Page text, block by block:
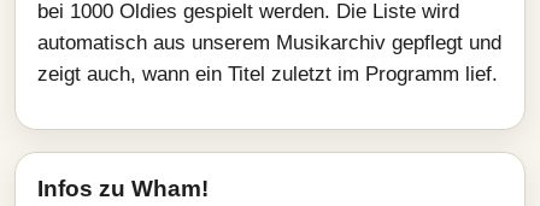
bei 1000 Oldies gespielt werden. Die Liste wird
automatisch aus unserem Musikarchiv gepflegt und
zeigt auch, wann ein Titel zuletzt im Programm lief.
Infos zu Wham!